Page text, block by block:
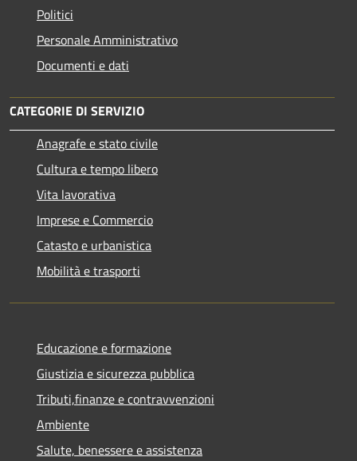
Politici
Personale Amministrativo
Documenti e dati
CATEGORIE DI SERVIZIO
Anagrafe e stato civile
Cultura e tempo libero
Vita lavorativa
Imprese e Commercio
Catasto e urbanistica
Mobilità e trasporti
Educazione e formazione
Giustizia e sicurezza pubblica
Tributi,finanze e contravvenzioni
Ambiente
Salute, benessere e assistenza